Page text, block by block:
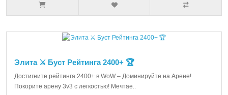
Элита ⚔️ Буст Рейтинга 2400+ 🏆
Достигните рейтинга 2400+ в WoW – Доминируйте на Арене!
Покорите арену 3v3 с легкостью! Мечтае..